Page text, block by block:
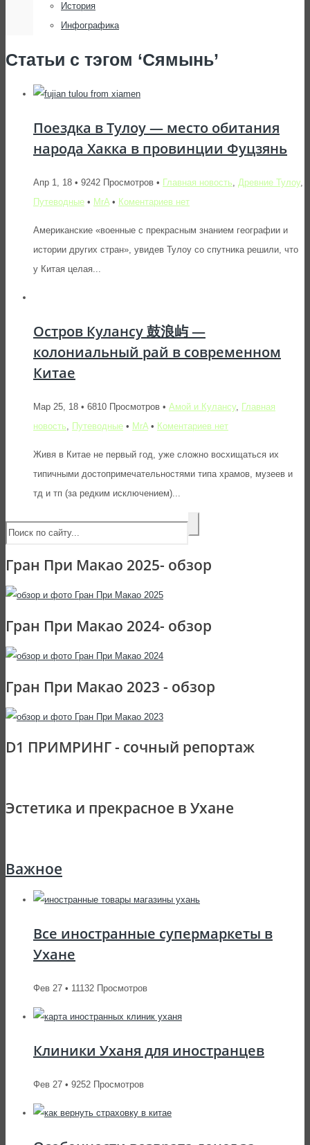
История
Инфографика
Статьи с тэгом ‘Сямынь’
Поездка в Тулоу — место обитания
народа Хакка в провинции Фуцзянь
Апр 1, 18 • 9242 Просмотров • Главная новость Древние Тулоу,
Путеводные • MrA • Коментариев нет
Американские «военные с прекрасным знанием географии и
истории других стран», увидев Тулоу со спутника решили, что
у Китая целая...
Остров Кулансу 鼓浪屿 —
колониальный рай в современном
Китае
Мар 25, 18 • 6810 Просмотров • Амой и Кулансу, Главная
новость
Путеводные • MrA • Коментариев нет
Живя в Китае не первый год, уже сложно восхищаться их
типичными достопримечательностями типа храмов, музеев и
тд и тп (за редким исключением)...
Гран При Макао 2025- обзор
Гран При Макао 2024- обзор
Гран При Макао 2023 - обзор
D1 ПРИМРИНГ - сочный репортаж
Эстетика и прекрасное в Ухане
Важное
Все иностранные супермаркеты в
Ухане
Фев 27 • 11132 Просмотров
Клиники Уханя для иностранцев
Фев 27 • 9252 Просмотров